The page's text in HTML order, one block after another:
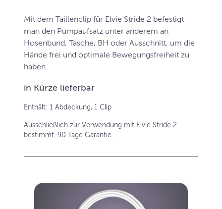
Mit dem Taillenclip für Elvie Stride 2 befestigt
man den Pumpaufsatz unter anderem an
Hosenbund, Tasche, BH oder Ausschnitt, um die
Hände frei und optimale Bewegungsfreiheit zu
haben.
in Kürze lieferbar
Enthält: 1 Abdeckung, 1 Clip
Ausschließlich zur Verwendung mit Elvie Stride 2
bestimmt. 90 Tage Garantie.